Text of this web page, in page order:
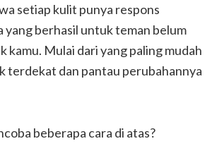
setiap kulit punya respons
yang berhasil untuk teman belum
kamu. Mulai dari yang paling mudah
terdekat dan pantau perubahannya
beberapa cara di atas?